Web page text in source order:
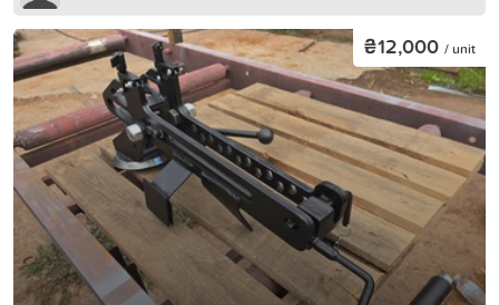
₴12,000 / unit